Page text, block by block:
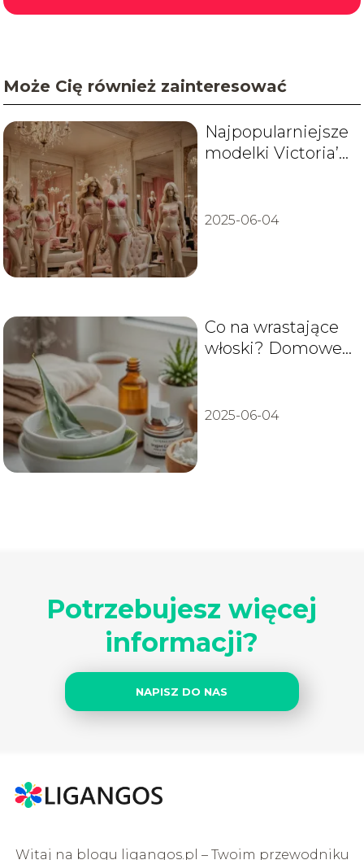
Może Cię również zainteresować
Najpopularniejsze
modelki Victoria’s
2025-06-04
Co na wrastające
włoski? Domowe
2025-06-04
Potrzebujesz więcej
informacji?
NAPISZ DO NAS
Witaj na blogu ligangos.pl – Twoim przewodniku